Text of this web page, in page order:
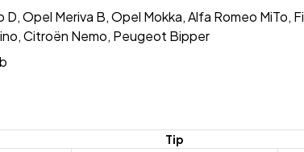
D, Opel Meriva B, Opel Mokka, Alfa Romeo MiTo,
Citroën Nemo, Peugeot Bipper
Tip